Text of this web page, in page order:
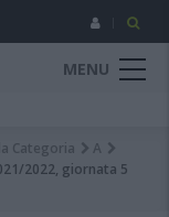
MENU
Categoria
A
2022, giornata 5